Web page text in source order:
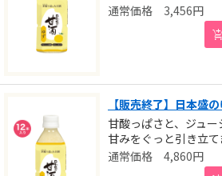
3,456円
【販売終了】日本盛
甘酸っぱさと、ジュ
甘みをぐっと引き立て
4,860円